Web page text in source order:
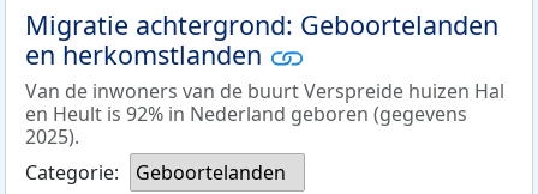
Migratie achtergrond: Geboortelanden
en herkomstlanden
Van de inwoners van de buurt Verspreide huizen Hal
en Heult is 92% in Nederland geboren (gegevens
2025).
Categorie:
Geboortelanden